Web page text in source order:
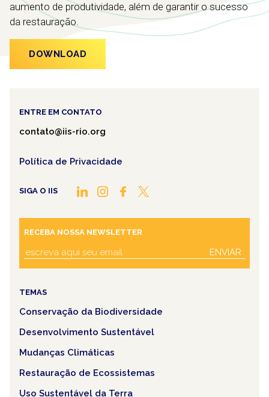
aumento de produtividade, além de garantir o sucesso
da restauração.
DOWNLOAD
ENTRE EM CONTATO
contato@iis-rio.org
Política de Privacidade
SIGA O IIS
RECEBA NOSSA NEWSLETTER
ENVIAR
TEMAS
Conservação da Biodiversidade
Desenvolvimento Sustentável
Mudanças Climáticas
Restauração de Ecossistemas
Uso Sustentável da Terra